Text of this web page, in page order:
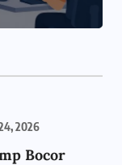
2026
Bocor